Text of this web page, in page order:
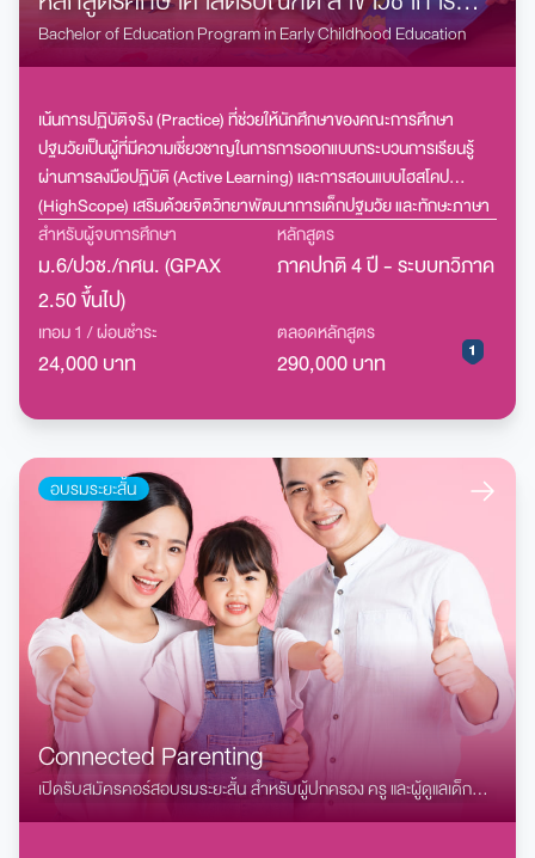
ศึกษาปฐมวัย
Bachelor of Education Program in Early Childhood Education
เน้นการปฏิบัติจริง (Practice) ที่ช่วยให้นักศึกษาของคณะการศึกษา
ปฐมวัยเป็นผู้ที่มีความเชี่ยวชาญในการการออกแบบกระบวนการเรียนรู้
ผ่านการลงมือปฏิบัติ (Active Learning) และการสอนแบบไฮสโคป
(HighScope) เสริมด้วยจิตวิทยาพัฒนาการเด็กปฐมวัย และทักษะภาษา
อังกฤษ เพื่อเปิดโอกาสให้ทำงานในโรงเรียนสองภาษา และนานาชาติได้
สำหรับผู้จบการศึกษา
ม.6/ปวช./กศน. (GPAX
2.50 ขึ้นไป)
หลักสูตร
ภาคปกติ 4 ปี - ระบบทวิภาค
เทอม 1 / ผ่อนชำระ
24,000 บาท
ตลอดหลักสูตร
290,000 บาท
อบรมระยะสั้น
Connected Parenting
เปิดรับสมัครคอร์สอบรมระยะสั้น สำหรับผู้ปกครอง ครู และผู้ดูแลเด็ก
โดยคณาจารย์ ผู้เชี่ยวชาญตัวจริง